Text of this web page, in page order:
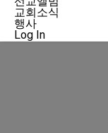
교회소식
행사
Log In